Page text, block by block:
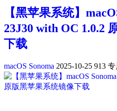
【黑苹果系统】
23J30 with OC 1.0.2
下载
macOS Sonoma 2025-10-25 913 专